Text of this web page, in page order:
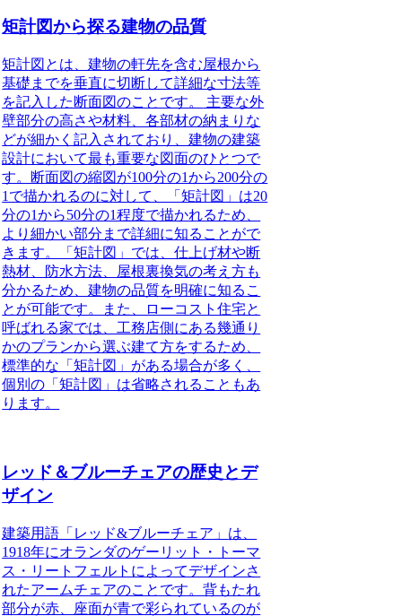
矩計図から探る建物の品質
矩計図とは、建物の軒先を含む屋根から
基礎までを垂直に切断して詳細な寸法等
を記入した断面図のことです。
主要な外
壁部分の高さや材料、各部材の納まりな
どが細かく記入されており、建物の建築
設計において最も重要な図面のひとつで
す。断面図の縮図が100分の1から200分の
1で描かれるのに対して、「矩計図」は20
分の1から50分の1程度で描かれるため、
より細かい部分まで詳細に知ることがで
きます。「矩計図」では、仕上げ材や断
熱材、防水方法、屋根裏換気の考え方も
分かるため、建物の品質を明確に知るこ
とが可能です。また、ローコスト住宅と
呼ばれる家では、工務店側にある幾通り
かのプランから選ぶ建て方をするため、
標準的な「矩計図」がある場合が多く、
個別の「矩計図」は省略されることもあ
ります。
レッド＆ブルーチェアの歴史とデ
ザイン
建築用語「レッド&ブルーチェア」 は、
1918年にオランダのゲーリット・トーマ
ス・リートフェルトによってデザインさ
れたアームチェアのことです。背もたれ
部分が赤、座面が青で彩られているのが